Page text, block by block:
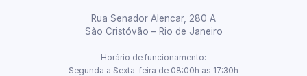
Rua Senador Alencar, 280 A
São Cristóvão – Rio de Janeiro
Horário de funcionamento:
Segunda a Sexta-feira de 08:00h as 17:30h